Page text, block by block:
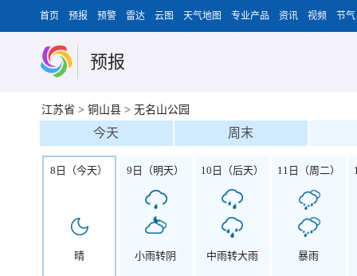
首页 预报 预警 雷达 云图 天气地图 专业产品 资讯 视频 节气
预报
江苏省 > 铜山县 > 无名山公园
今天 周末
8日（今天）
晴
9日（明天）
小雨转阴
10日（后天）
中雨转大雨
11日（周二）
暴雨